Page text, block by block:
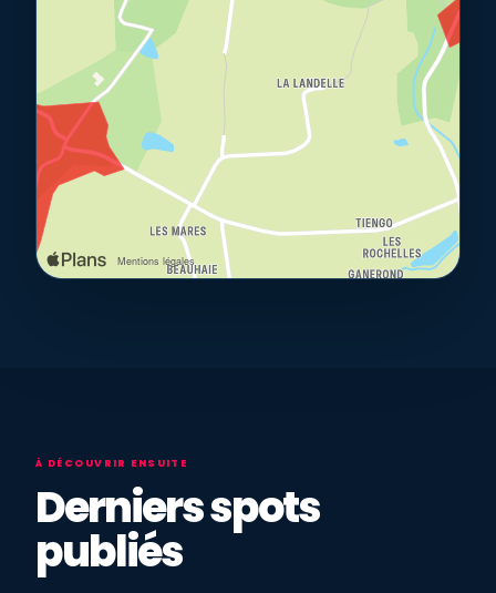
À DÉCOUVRIR ENSUITE
Derniers spots
publiés